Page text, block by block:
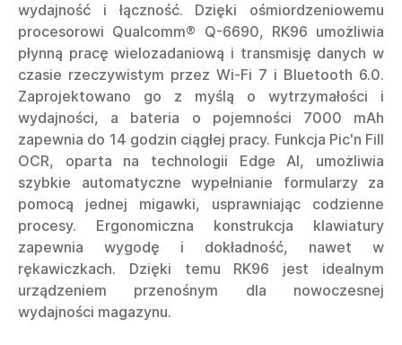
wydajność i łączność. Dzięki ośmiordzeniowemu
procesorowi Qualcomm® Q-6690, RK96 umożliwia
płynną pracę wielozadaniową i transmisję danych w
czasie rzeczywistym przez Wi-Fi 7 i Bluetooth 6.0.
Zaprojektowano go z myślą o wytrzymałości i
wydajności, a bateria o pojemności 7000 mAh
zapewnia do 14 godzin ciągłej pracy. Funkcja Pic'n Fill
OCR, oparta na technologii Edge AI, umożliwia
szybkie automatyczne wypełnianie formularzy za
pomocą jednej migawki, usprawniając codzienne
procesy. Ergonomiczna konstrukcja klawiatury
zapewnia wygodę i dokładność, nawet w
rękawiczkach. Dzięki temu RK96 jest idealnym
urządzeniem przenośnym dla nowoczesnej
wydajności magazynu.